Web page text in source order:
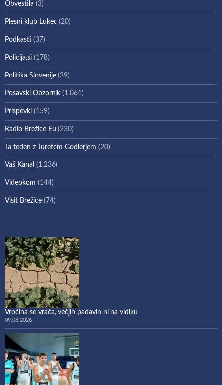
Obvestila (3)
Plesni klub Lukec (20)
Podkasti (37)
Policija.si (178)
Politika Slovenije (39)
Posavski Obzornik (1.061)
Prispevki (159)
Radio Brežice Eu (230)
Ta teden z Juretom Godlerjem (20)
Vaš Kanal (1.236)
Videokom (144)
Visit Brežice (74)
Vročina se vrača, večjih padavin ni na vidiku
09.08.2026